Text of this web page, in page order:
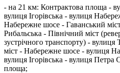
- на 21 км: Контрактова площа -
вулиця Ігорівська - вулиця
Набережне шосе - Гаванський
Рибальська - Північний міст
зустрічного транспорту) -
міст - Набережне шосе - вулиця
вулиця Ігорівська - вулиця Петра
площа;